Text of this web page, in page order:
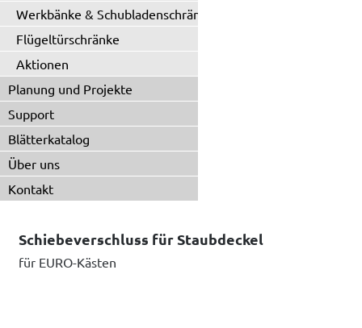
Werkbänke & Schubladenschränke
Flügeltürschränke
Aktionen
Planung und Projekte
Support
Blätterkatalog
Über uns
Kontakt
Schiebeverschluss für Staubdeckel
für EURO-Kästen